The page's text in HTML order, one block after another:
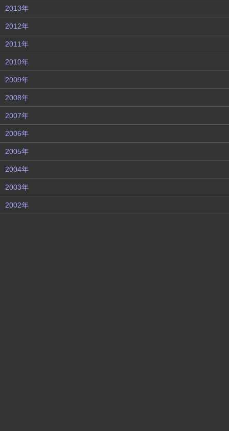
2013年
2012年
2011年
2010年
2009年
2008年
2007年
2006年
2005年
2004年
2003年
2002年